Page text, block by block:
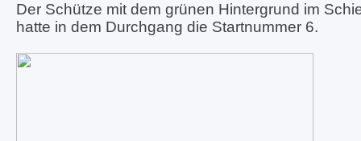
Der Schütze mit dem grünen Hintergrund im
hatte in dem Durchgang die Startnummer 6.